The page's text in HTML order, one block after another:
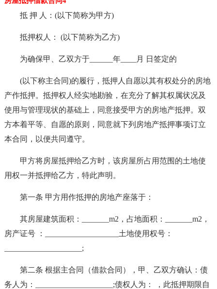
抵 押 人：(以下简称为甲方)
抵押权人： (以下简称为乙方)
为确保甲、乙双方于______年____月 日签定的
(以下称主合同)的履行，抵押人自愿以其有权处分的房地
产作抵押。抵押权人经实地勘验，在充分了解其权属状况及
使用与管理现状的基础上，同意接受甲方的房地产抵押。双
方本着平等、自愿的原则，同意就下列房地产抵押事项订立
本合同，以便共同遵守。
甲方将房屋抵押给乙方时，该房屋所占用范围的土地使
用权一并抵押给乙方，特此声明。
第一条 甲方用作抵押的房地产座落于：
其房屋建筑面积：_______m2，占地面积：_______m2，
房产证号 ：___________________土地使用权号：
____________________;
第二条 根据主合同（借款合同），甲、乙双方确认：债
务人为：____________________;债权人为： ，此抵押期限自